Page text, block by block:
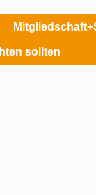
sollten